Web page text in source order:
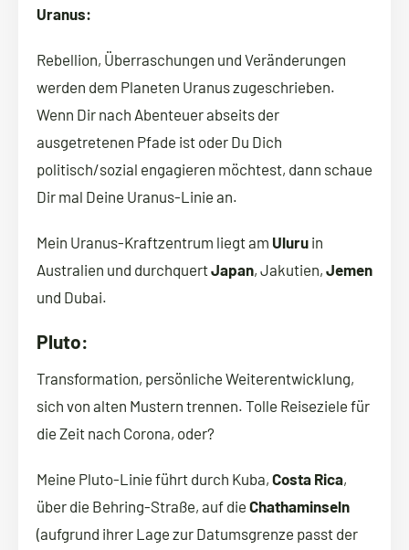
Uranus:
Rebellion, Überraschungen und Veränderungen
werden dem Planeten Uranus zugeschrieben.
Wenn Dir nach Abenteuer abseits der
ausgetretenen Pfade ist oder Du Dich
politisch/sozial engagieren möchtest, dann schaue
Dir mal Deine Uranus-Linie an.
Mein Uranus-Kraftzentrum liegt am Uluru in
Australien und durchquertJapan, Jakutien, Jemen
und Dubai.
Pluto:
Transformation, persönliche Weiterentwicklung,
sich von alten Mustern trennen. Tolle Reiseziele für
die Zeit nach Corona, oder?
Meine Pluto-Linie führt durch Kuba, Costa Rica,
über die Behring-Straße, auf die Chathaminseln
(aufgrund ihrer Lage zur Datumsgrenze passt der